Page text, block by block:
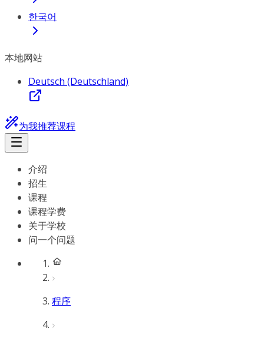
한국어
本地网站
Deutsch (Deutschland)
为我推荐课程
介绍
招生
课程
课程学费
关于学校
问一个问题
程序